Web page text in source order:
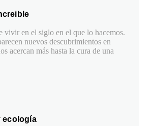
vivir en el siglo en el que lo hacemos.
nuevos descubrimientos en
acercan más hasta la cura de una
ecología